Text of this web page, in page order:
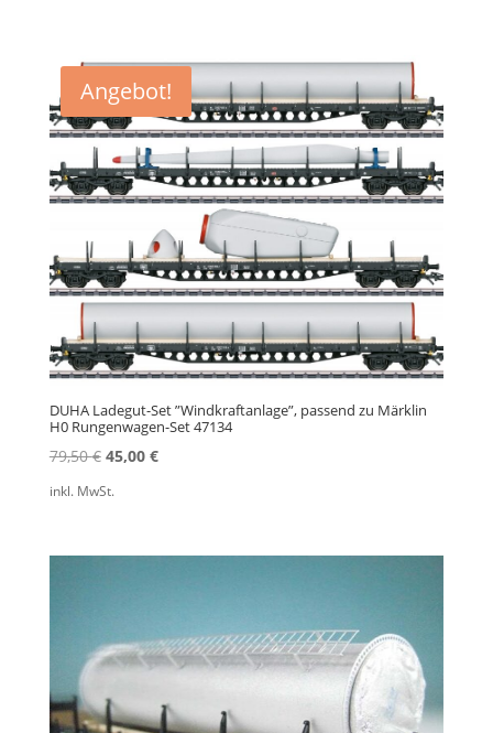
Angebot!
DUHA Ladegut-Set ”Windkraftanlage”, passend zu Märklin
H0 Rungenwagen-Set 47134
79,50€ Ursprünglicher
45,00 €Aktueller
inkl. MwSt.